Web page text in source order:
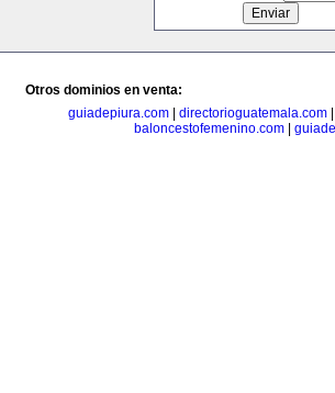
Otros dominios en venta:
guiadepiura.com
directorioguatemala.com
baloncestofemenino.com